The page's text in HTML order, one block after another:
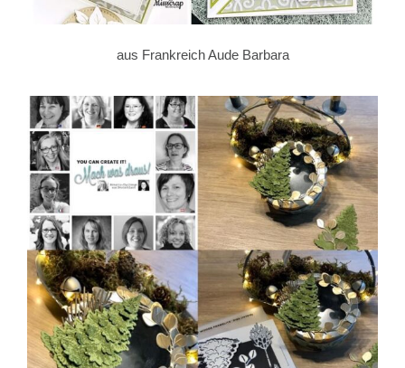
aus Frankreich Aude Barbara